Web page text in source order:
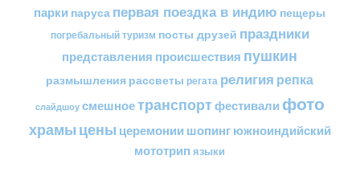
парки паруса первая поездка в индию пещеры
погребальный туризм посты друзей праздники
представления происшествия пушкин
размышления рассветы регата религия репка
слайдшоу смешноетранспортфестивали фото
храмы цены церемонии шопингюжноиндийский
мототрип языки